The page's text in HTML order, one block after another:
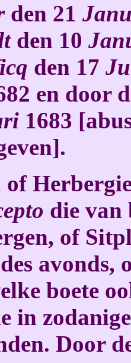
den 21
den 10
den 17
en door
1683
of
die van
of
avonds,
boete
in
Door